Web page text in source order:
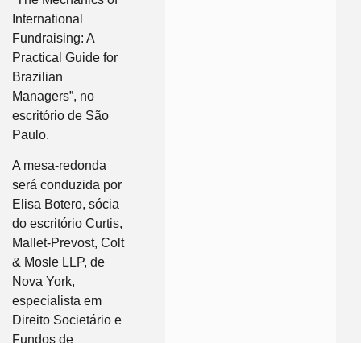
International
Fundraising: A
Practical Guide for
Brazilian
Managers”, no
escritório de São
Paulo.
A mesa-redonda
será conduzida por
Elisa Botero, sócia
do escritório Curtis,
Mallet-Prevost, Colt
& Mosle LLP, de
Nova York,
especialista em
Direito Societário e
Fundos de